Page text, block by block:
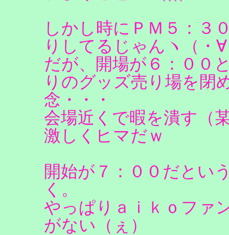
しかし時にＰＭ５：３
りしてるじゃんヽ（・
だが、開場が６：００
りのグッズ売り場を閉
念・・・
会場近くで暇を潰す（
激しくヒマだｗ
開始が７：００だとい
く。
やっぱりａｉｋｏファ
がない（ぇ）